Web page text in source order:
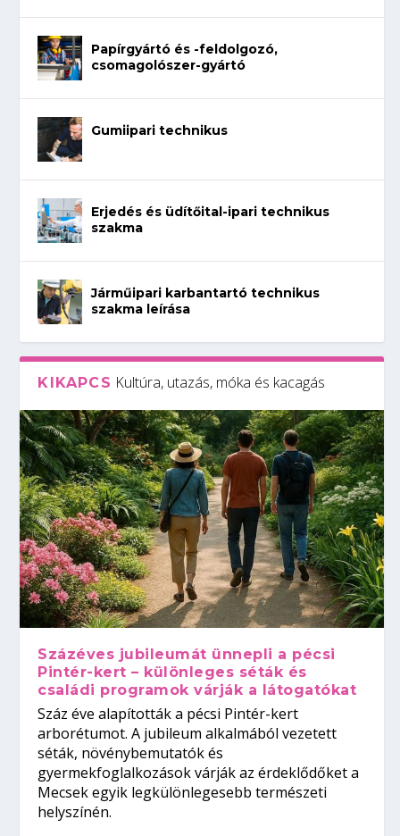
Papírgyártó és -feldolgozó,
csomagolószer-gyártó
Gumiipari technikus
Erjedés és üdítőital-ipari technikus
szakma
Járműipari karbantartó technikus
szakma leírása
KIKAPCS Kultúra, utazás, móka és kacagás
Százéves jubileumát ünnepli a pécsi
Pintér-kert – különleges séták és
családi programok várják a látogatókat
Száz éve alapították a pécsi Pintér-kert
arborétumot. A jubileum alkalmából vezetett
séták, növénybemutatók és
gyermekfoglalkozások várják az érdeklődőket a
Mecsek egyik legkülönlegesebb természeti
helyszínén.